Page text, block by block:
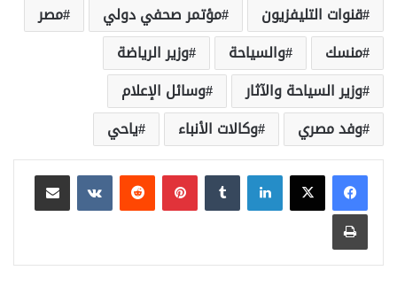
قنوات التليفزيون
مؤتمر صحفي دولي
مصر
منسك
والسياحة
وزير الرياضة
وزير السياحة والآثار
وسائل الإعلام
وفد مصري
وكالات الأنباء ياحي
لينكدإن بينتيريست
مشاركة عبر البريد
طباعة